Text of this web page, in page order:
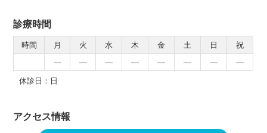
診療時間
時間 月 火 水 木 金 土 日
祝
―
― ― ― ― ― ―
―
休診日：日
アクセス情報